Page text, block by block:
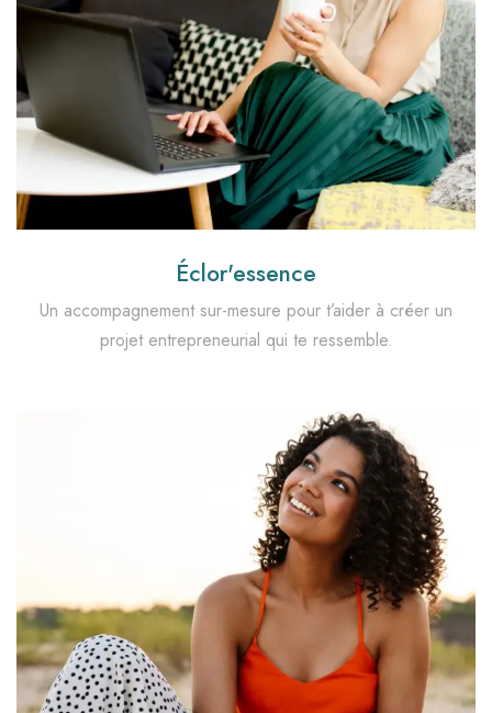
Éclor'essence
Un accompagnement sur-mesure pour t’aider à créer un
projet entrepreneurial qui te ressemble.